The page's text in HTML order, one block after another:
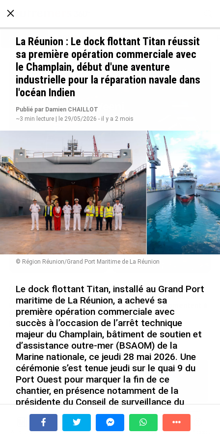
À LA UNE POLITIQUE ECONOMIE SOCIÉTÉ
Avec VEENI, le Guadeloupéen Yanis Foy entend
participer au développement touristique des
Outre-mer
le 06/08/2026
Après 5 ans à la SARA aux
Antilles, Olivier Cotta prend
la direction générale de la
Société Réunionnaise des
Produits Pétroliers
le 05/08/2026
En juin 2026, les prix à la
consommation diminuent à
La Réunion et augmentent à
Mayotte (Insee)
le 04/08/2026
INTERVIEW. À Wallis-et-Futuna, un
tourisme authentique et durable en
plein essor...
le 04/08/2026
Prix à la consommation en juin 2026 :
progression en Guadeloupe, recul en
À la une Tv Radio A Propos
La Réunion : Le dock flottant Titan réussit
sa première opération commerciale avec
le Champlain, début d'une aventure
industrielle pour la réparation navale dans
l'océan Indien
Publié par Damien CHAILLOT
~3 min lecture | le 29/05/2026 - il y a 2 mois
© Région Réunion/Grand Port Maritime de La Réunion
Le dock flottant Titan, installé au Grand Port
maritime de La Réunion, a achevé sa
première opération commerciale avec
succès à l’occasion de l’arrêt technique
majeur du Champlain, bâtiment de soutien et
d’assistance outre-mer (BSAOM) de la
Marine nationale, ce jeudi 28 mai 2026. Une
cérémonie s’est tenue jeudi sur le quai 9 du
Port Ouest pour marquer la fin de ce
chantier, en présence notamment de la
présidente du Conseil de surveillance du
Grand Port maritime de La Réunion, Shenaz
Bagot, de la présidente de Région Huguette